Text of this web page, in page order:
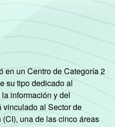
en un Centro de Categoría 2
su tipo dedicado al
información y del
vinculado al Sector de
una de las cinco áreas